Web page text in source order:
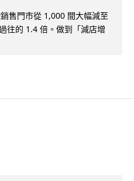
售門市從 1,000 間大幅減至
往的 1.4 倍。做到「減店增